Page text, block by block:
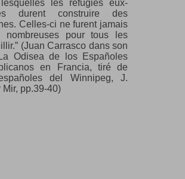
les réfugiés eux-
durent construire des
Celles-ci ne furent jamais
nombreuses pour tous les
(Juan Carrasco dans son
Odisea de los Españoles
en Francia, tiré de
del Winnipeg, J.
Mir, pp.39-40)